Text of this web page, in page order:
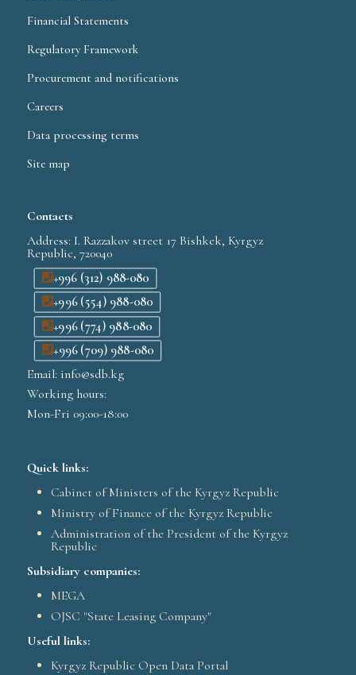
Financial Statements
Regulatory Framework
Procurement and notifications
Careers
Data processing terms
Site map
Contacts
Address: I. Razzakov street 17 Bishkek, Kyrgyz
Republic, 720040
+996 (312) 988-080
+996 (554) 988-080
+996 (774) 988-080
+996 (709) 988-080
Email: info@sdb.kg
Working hours:
Mon-Fri 09:00-18:00
Quick links:
Cabinet of Ministers of the Kyrgyz Republic
Ministry of Finance of the Kyrgyz Republic
Administration of the President of the Kyrgyz
Republic
Subsidiary companies:
MEGA
OJSC "State Leasing Company"
Useful links:
Kyrgyz Republic Open Data Portal